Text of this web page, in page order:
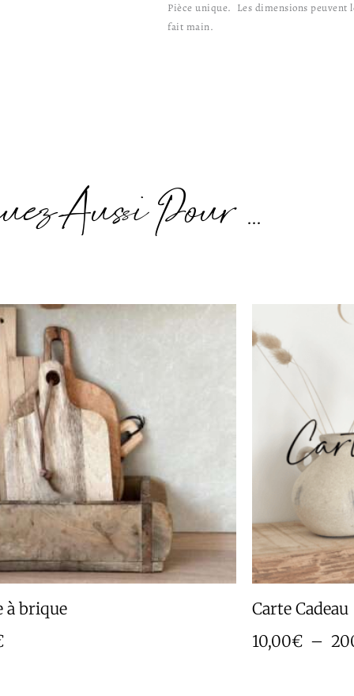
Pièce unique. Les dimensions peuvent
fait main.
Aussi Pour ...
à brique
Carte Cadeau
10,00€ –